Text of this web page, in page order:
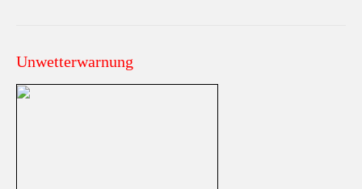
Unwetterwarnung